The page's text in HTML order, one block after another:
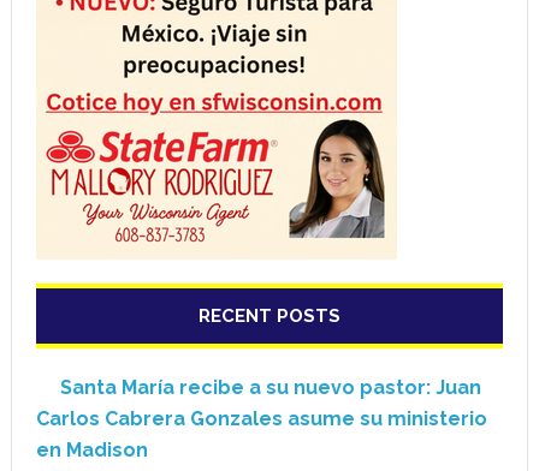
RECENT POSTS
Santa María recibe a su nuevo pastor: Juan
Carlos Cabrera Gonzales asume su ministerio
en Madison